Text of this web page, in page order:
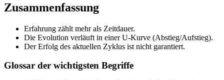
Zusammenfassung
Erfahrung zählt mehr als Zeitdauer.
Die Evolution verläuft in einer U-Kurve (Abstieg/Aufstieg).
Der Erfolg des aktuellen Zyklus ist nicht garantiert.
Glossar der wichtigsten Begriffe